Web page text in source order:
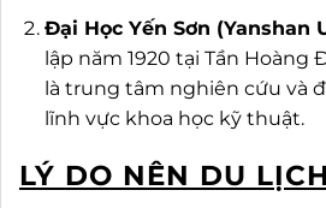
Đại Học Yến Sơn (Yanshan
lập năm 1920 tại Tần Hoàng
là trung tâm nghiên cứu và
lĩnh vực khoa học kỹ thuật.
LÝ DO NÊN DU